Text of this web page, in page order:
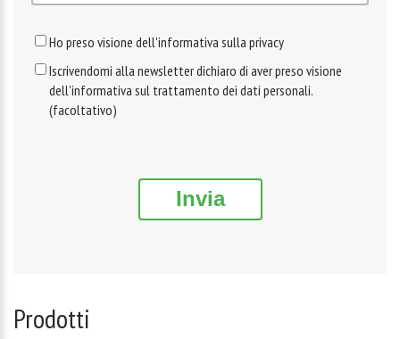
Ho preso visione dell'informativa sulla privacy
Iscrivendomi alla newsletter dichiaro di aver preso visione
dell'informativa sul trattamento dei dati personali.
(facoltativo)
Invia
Prodotti